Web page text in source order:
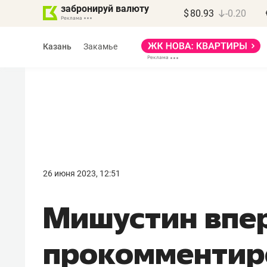
забронируй валюту $ 80.93 -0.20
Казань Закамье
26 июня 2023, 12:51
Мишустин